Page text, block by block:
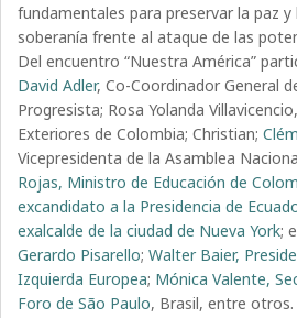
fundamentales para preservar la paz y
soberanía frente al ataque de las
Del encuentro “Nuestra América”
David Adler, Co-Coordinador General
Progresista; Rosa Yolanda
Exteriores de Colombia; Christian;
Vicepresidenta de la Asamblea
Rojas, Ministro de Educación de
excandidato a la Presidencia de
exalcalde de la ciudad de Nueva York;
Gerardo Pisarello;Walter Baier,
Izquierda Europea; Mónica Valente,
Foro de São Paulo, Brasil, entre otros.